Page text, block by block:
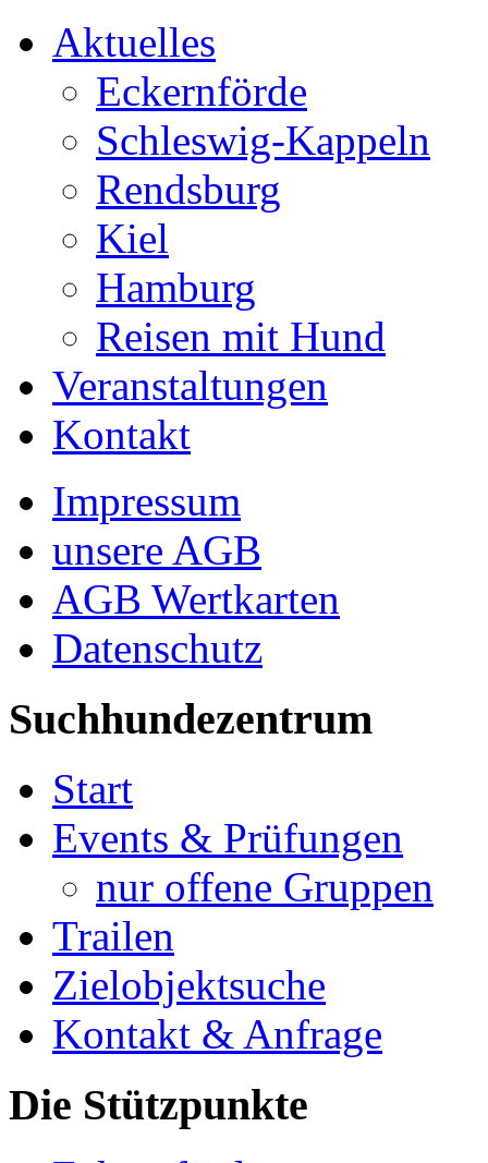
Aktuelles
Eckernförde
Schleswig-Kappeln
Rendsburg
Kiel
Hamburg
Reisen mit Hund
Veranstaltungen
Kontakt
Impressum
unsere AGB
AGB Wertkarten
Datenschutz
Suchhundezentrum
Start
Events & Prüfungen
nur offene Gruppen
Trailen
Zielobjektsuche
Kontakt & Anfrage
Die Stützpunkte